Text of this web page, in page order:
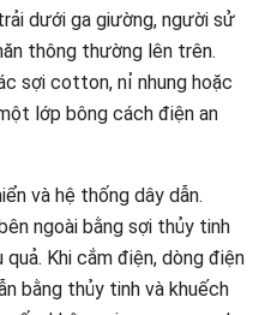
dưới ga giường, người sử
thông thường lên trên.
sợi cotton, nỉ nhung hoặc
lớp bông cách điện an
và hệ thống dây dẫn.
ngoài bằng sợi thủy tinh
Khi cắm điện, dòng điện
bằng thủy tinh và khuếch